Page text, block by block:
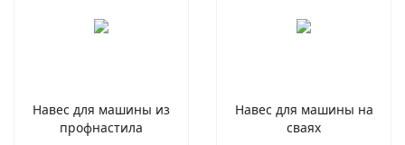
Навес для машины из
профнастила
Навес для машины на
сваях